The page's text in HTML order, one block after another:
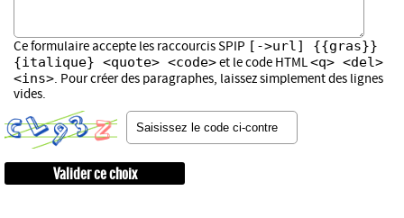
Ce formulaire accepte les raccourcis SPIP [->url] {{gras}}
{italique} <quote> <code>et le code HTML<q> <del>
<ins>. Pour créer des paragraphes, laissez simplement des lignes
vides.